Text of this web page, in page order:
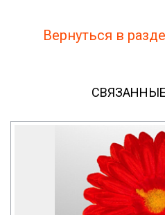
Вернуться в